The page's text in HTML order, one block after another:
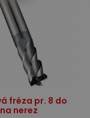
fréza pr. 8 do
nerez